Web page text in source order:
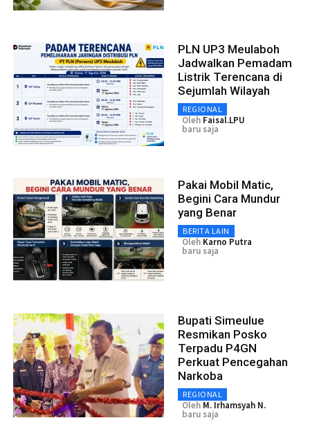
PLN UP3 Meulaboh
Jadwalkan Pemadam
Listrik Terencana di
Sejumlah Wilayah
REGIONAL
Oleh Faisal.LPU
baru saja
Pakai Mobil Matic,
Begini Cara Mundur
yang Benar
BERITA LAIN
Oleh Karno Putra
baru saja
Bupati Simeulue
Resmikan Posko
Terpadu P4GN
Perkuat Pencegahan
Narkoba
REGIONAL
Oleh M. Irhamsyah N.
baru saja